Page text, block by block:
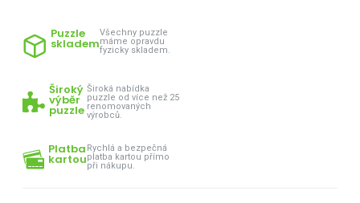
Puzzle
skladem
Všechny puzzle
máme opravdu
fyzicky skladem.
Široký
výběr
puzzle
Široká nabídka
puzzle od více než 25
renomovaných
výrobců.
Platba
kartou
Rychlá a bezpečná
platba kartou přímo
při nákupu.